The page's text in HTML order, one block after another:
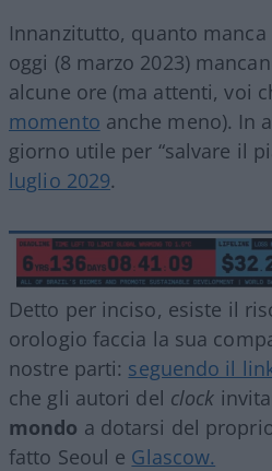
Innanzitutto, quanto manca
oggi (8 marzo 2023)
alcune ore (ma attenti, voi
momento anche meno). In
giorno utile per “salvare il
luglio 2029.
Detto per inciso, esiste il
orologio faccia la sua
nostre parti: seguendo il
che gli autori del clock
mondo a dotarsi del
fatto Seoul e Glascow.